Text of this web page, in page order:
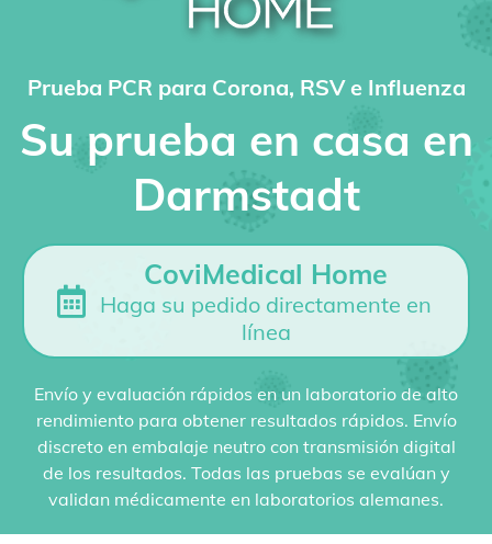
Prueba PCR para Corona, RSV e Influenza
Su prueba en casa en
Darmstadt
CoviMedical Home
Haga su pedido directamente en
línea
Envío y evaluación rápidos en un laboratorio de alto
rendimiento para obtener resultados rápidos. Envío
discreto en embalaje neutro con transmisión digital
de los resultados. Todas las pruebas se evalúan y
validan médicamente en laboratorios alemanes.